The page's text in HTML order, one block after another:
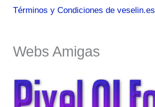
Términos y Condiciones de veselin.es
Webs Amigas